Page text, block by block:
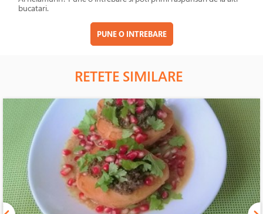
bucatari.
PUNE O INTREBARE
RETETE SIMILARE